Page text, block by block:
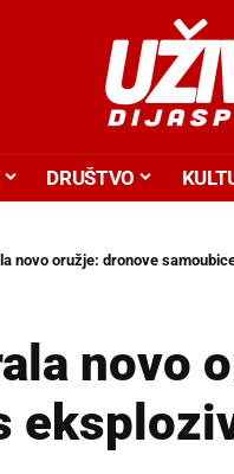
DRUŠTVO
novo oružje: dronove
novo